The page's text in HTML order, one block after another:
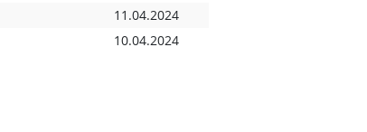
11.04.2024
10.04.2024